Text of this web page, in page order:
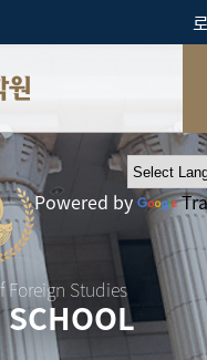
원
Foreign Studies
SCHOOL
Powered by